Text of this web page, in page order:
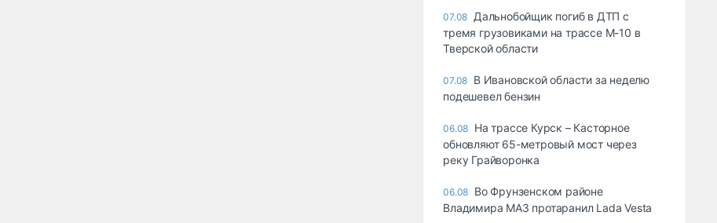
07.08 Дальнобойщик погиб в ДТП с
тремя грузовиками на трассе М-10 в
Тверской области
07.08 В Ивановской области за неделю
подешевел бензин
06.08 На трассе Курск – Касторное
обновляют 65-метровый мост через
реку Грайворонка
06.08 Во Фрунзенском районе
Владимира МАЗ протаранил Lada Vesta